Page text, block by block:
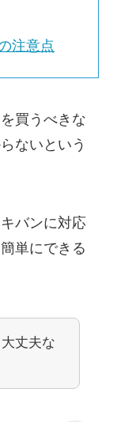
注意点
買うべきな
ないという
バンに対応
単にできる
丈夫な